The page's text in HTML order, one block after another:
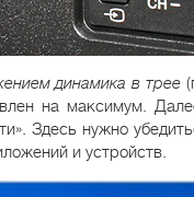
динамика в трее
на максимум.
Здесь нужно
и устройств.